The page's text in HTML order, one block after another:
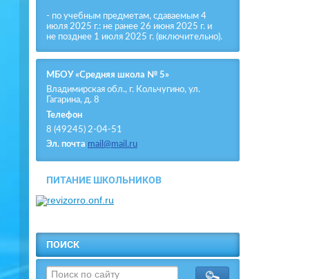
- по учебным предметам, сдаваемым 4
июля 2025 г.: не ранее 26 июня 2025 г. и
не позднее 1 июля 2025 г. (включительно).
МБОУ «Средняя школа № 5»
Владимирская обл., г. Кольчугино, ул.
Гагарина, д. 8
Телефон
8 (49245) 2-04-51
Эл. почта mail@mail.ru
ПИТАНИЕ ШКОЛЬНИКОВ
ПОИСК